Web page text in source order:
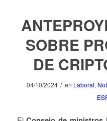
SOBRE
DE
04/10/2024 / en Laboral,